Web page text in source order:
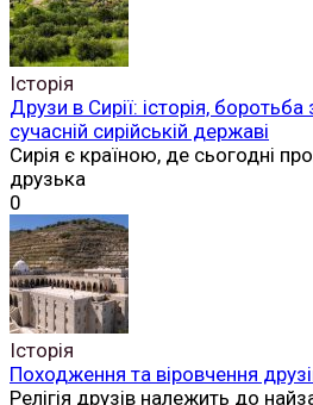
Історія
Друзи в Сирії: історія,
сучасній сирійській державі
Сирія є країною, де сьогодні
друзька
0
Історія
Походження та віровчення
Релігія друзів належить до